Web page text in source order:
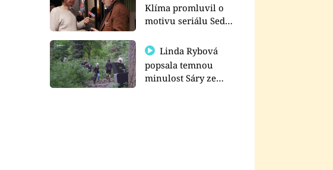
Klíma promluvil o
motivu seriálu Sedm
Linda Rybová
popsala temnou
minulost Sáry ze